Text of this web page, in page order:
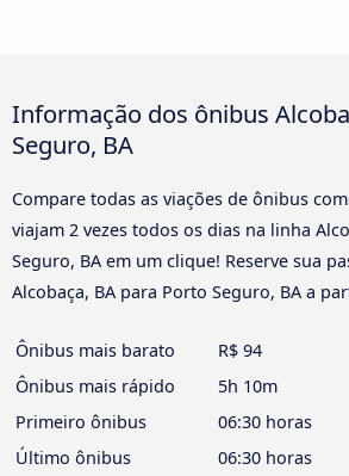
Informação dos ônibus
Seguro, BA
Compare todas as viações de ônibus
viajam 2 vezes todos os dias na linha
Seguro, BA em um clique! Reserve sua
Alcobaça, BA para Porto Seguro, BA a
Ônibus mais barato
R$ 94
Ônibus mais rápido
5h 10m
Primeiro ônibus
06:30 horas
Último ônibus
06:30 horas